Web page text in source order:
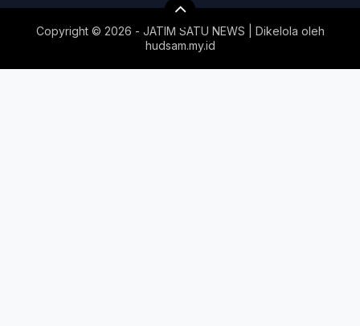
Copyright © 2026 - JATIM SATU NEWS | Dikelola oleh
hudsam.my.id